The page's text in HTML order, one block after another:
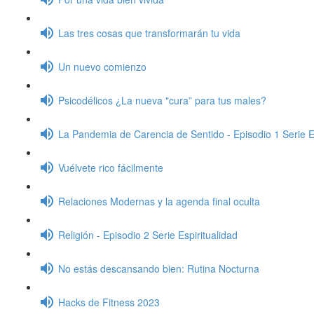
Las tres cosas que transformarán tu vida
Un nuevo comienzo
Psicodélicos ¿La nueva "cura” para tus males?
La Pandemia de Carencia de Sentido - Episodio 1 Serie
Vuélvete rico fácilmente
Relaciones Modernas y la agenda final oculta
Religión - Episodio 2 Serie Espiritualidad
No estás descansando bien: Rutina Nocturna
Hacks de Fitness 2023